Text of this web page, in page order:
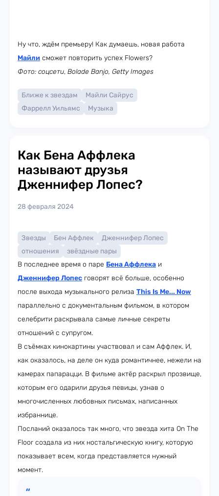
Ну что, ждём премьеру! Как думаешь, новая работа
Майли сможет повторить успех Flowers?
Фото: соцсети, Bolade Banjo, Getty Images
Ближе к звездам
Майли Сайрус
Фаррелл Уильямс
Музыка
Как Бена Аффлека
называют друзья
Дженнифер Лопес?
28 февраля 2024
Звезды Бен Аффлек
Дженнифер Лопес
отношения
звёздные пары
В последнее время о паре Бена Аффлека и
Дженнифер Лопес говорят всё больше, особенно
после выхода музыкального релиза This Is Me... Now
параллельно с документальным фильмом, в котором
селебрити раскрывала самые личные секреты
отношений с супругом.
В съёмках кинокартины участвовал и сам Аффлек. И,
как оказалось, на деле он куда романтичнее, нежели на
камерах папарацци. В фильме актёр раскрыл прозвище,
которым его одарили друзья певицы, узнав о
многочисленных любовных письмах, написанных
избраннице.
Посланий оказалось так много, что звезда хита On The
Floor создала из них ностальгическую книгу, которую
показывает всем, когда представляется нужный
момент.